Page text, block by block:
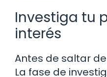
Investiga tu
interés
Antes de saltar
La fase de